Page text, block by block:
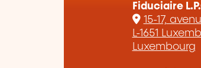
Fiduciaire
15-17,
L-1651
Luxembourg